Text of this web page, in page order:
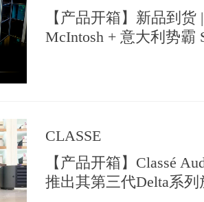
【产品开箱】新品到货
McIntosh + 意大利势霸
CLASSE
【产品开箱】Classé
推出其第三代Delta系列